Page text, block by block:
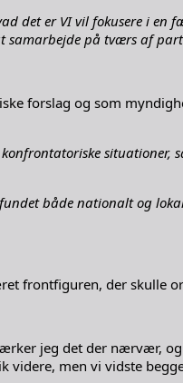
det er VI vil fokusere i en
samarbejde på tværs af
forslag og som
situationer,
både nationalt og
frontfiguren, der skulle
jeg det der nærvær,
videre, men vi vidste